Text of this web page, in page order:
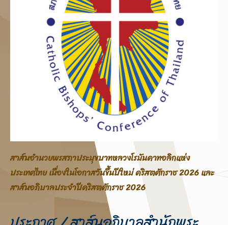
สาส์นอภิบาลสภาประมุขบาทหลวงโรมันคาทอลิกแห่ง
ประเทศไทย โอกาสสมโภชพระคริสตสมภพ คริสตศักราช 2025